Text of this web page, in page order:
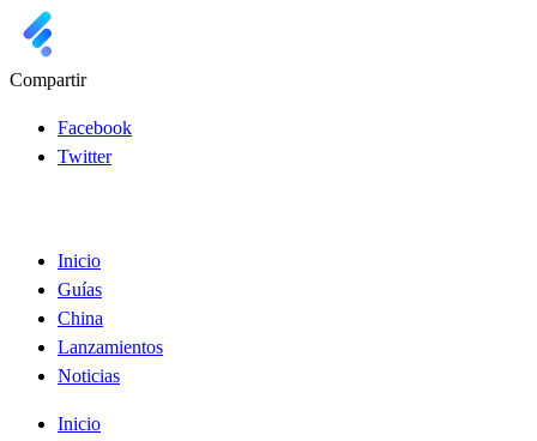
Compartir
Facebook
Twitter
Inicio
Guías
China
Lanzamientos
Noticias
Inicio